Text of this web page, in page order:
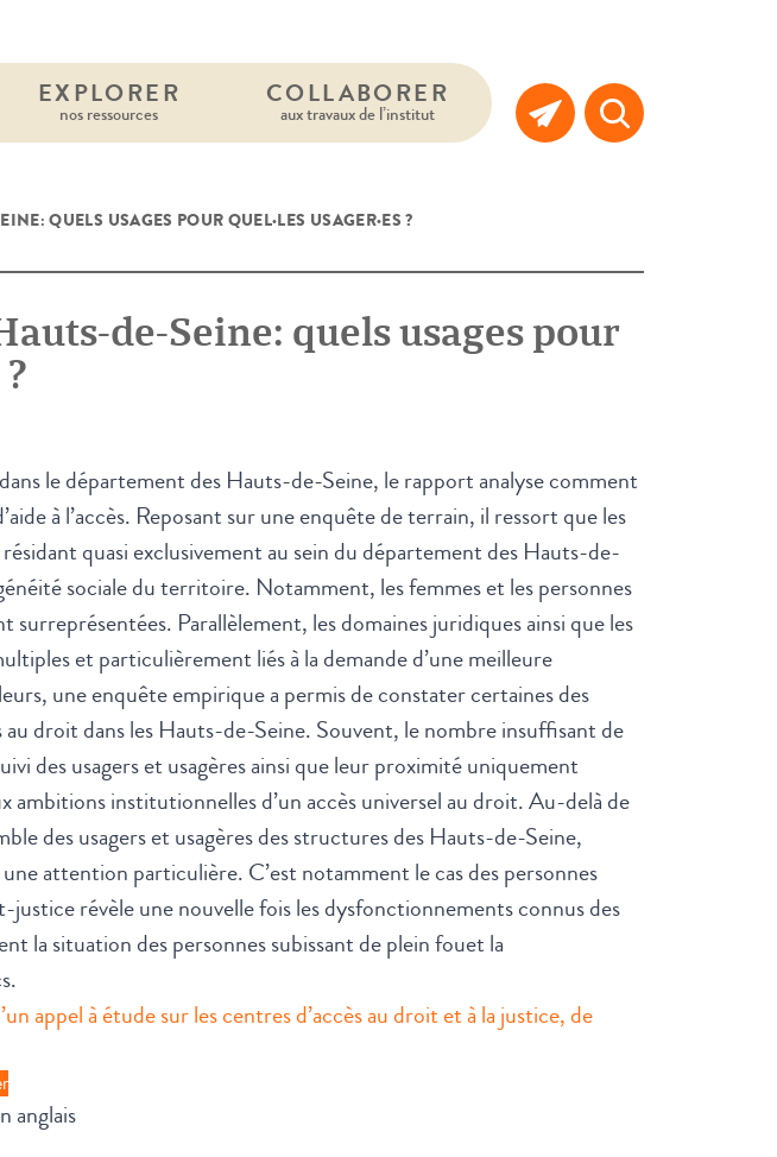
EXPLORER
nos ressources
COLLABORER
aux travaux de l’institut
QUELS USAGES POUR QUEL·LES USAGER·ES ?
de-Seine: quels usages pour
le département des Hauts-de-Seine, le rapport analyse comment
à l’accès. Reposant sur une enquête de terrain, il ressort que les
quasi exclusivement au sein du département des Hauts-de-
sociale du territoire. Notamment, les femmes et les personnes
Parallèlement, les domaines juridiques ainsi que les
et particulièrement liés à la demande d’une meilleure
une enquête empirique a permis de constater certaines des
au droit dans les Hauts-de-Seine. Souvent, le nombre insuffisant de
des usagers et usagères ainsi que leur proximité uniquement
ambitions institutionnelles d’un accès universel au droit. Au-delà de
des usagers et usagères des structures des Hauts-de-Seine,
attention particulière. C’est notamment le cas des personnes
révèle une nouvelle fois les dysfonctionnements connus des
la situation des personnes subissant de plein fouet la
appel à étude sur les centres d’accès au droit et à la justice, de
anglais